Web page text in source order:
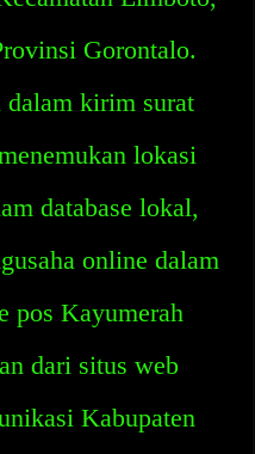
Gorontalo.
dalam kirim surat
lokasi
database lokal,
online dalam
pos Kayumerah
dari situs web
Kabupaten